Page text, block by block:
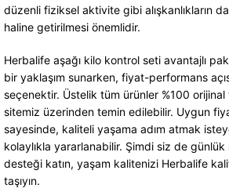
düzenli fiziksel aktivite gibi alışkanlıkların
haline getirilmesi önemlidir.
Herbalife aşağı kilo kontrol seti avantajlı
bir yaklaşım sunarken, fiyat-performans
seçenektir. Üstelik tüm ürünler %100
sitemiz üzerinden temin edilebilir. Uygun
sayesinde, kaliteli yaşama adım atmak
kolaylıkla yararlanabilir. Şimdi siz de
desteği katın, yaşam kalitenizi Herbalife
taşıyın.